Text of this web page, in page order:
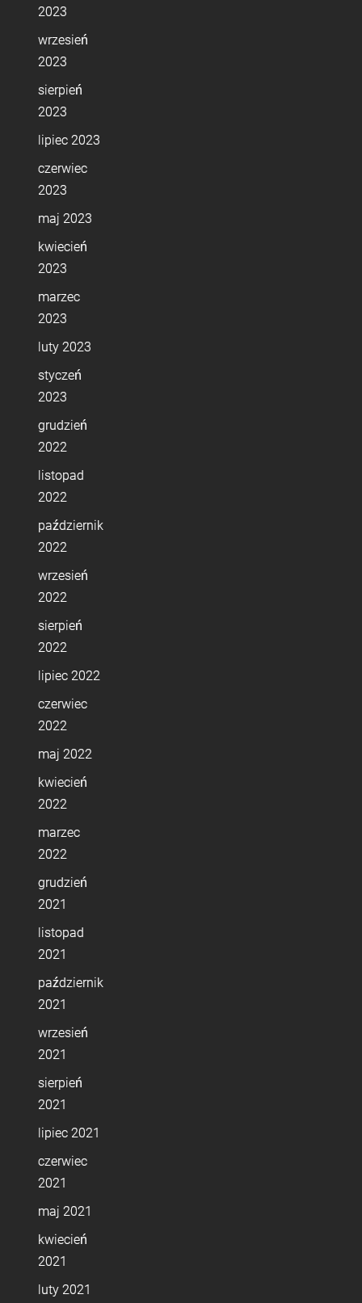
2023
wrzesień
2023
sierpień
2023
lipiec 2023
czerwiec
2023
maj 2023
kwiecień
2023
marzec
2023
luty 2023
styczeń
2023
grudzień
2022
listopad
2022
październik
2022
wrzesień
2022
sierpień
2022
lipiec 2022
czerwiec
2022
maj 2022
kwiecień
2022
marzec
2022
grudzień
2021
listopad
2021
październik
2021
wrzesień
2021
sierpień
2021
lipiec 2021
czerwiec
2021
maj 2021
kwiecień
2021
luty 2021